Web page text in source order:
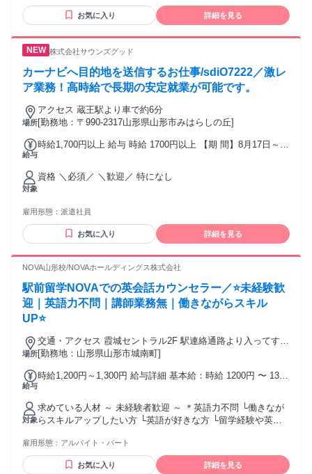
決定します。 ※役職者には固定残業代は支給せず、上記給与
に加え役職手当として70,000円〜150,000円を支給 【各種手
当】 ■資格手当（税理士科目合格、公認会計士、社会保険労
務士、行政書士、中小企業診断士、日商簿記1級など） ■通勤
手当（月30,000円まで） ■新規顧客紹介インセンティブ ■保険
成約インセンティブ 【昇給・賞与】 ■昇給あり（前年度実
績：3.00％～） ■賞与年2回（前年度実績：計2.0ヶ月分）
い、一人ひとりの生産性を可視化しています。上司の感情や
主観に左右されない客観的なデータに基づく評価体系がある
ため、「自分の努力と成果が正当に報われる」という納得感
を持って働けます。
（優遇） ■TKCでの業務経験者（優遇） ■日商簿記2級以上を
お持ちの方 ✅こんな方に向いています ■経営者に寄り添い、
学べる方 ■数字の変化や課題に気づき、考えることが好きな
方 ■お客様との信頼関係を大切にできる方 ■物事を分かりやす
く伝えるコミュニケーションを意識できる方 ■スタッフ同士
のコミュニケーションやチームワークを大切にできる方 ■指
示待ちではなく、自ら能動的に学び成長し続けられる方 実務
経験が浅い方も、チーム全体で支え合いながら安心して知識
や経験を積んでいける環境です。
お気に入り 詳細を見る
株式会社サウンズグッド
カーナビへ目的地を送信するお仕事/sdiO7222／激レ
ア業務！高時給で長期の安定就業が可能です。
場所
アクセス 蔵王駅より車で約6分
[勤務地：〒990-2317山形県山形市みはらしの丘]
給与
時給1,700円以上 給与 時給 1700円以上 【期 間】8月17日～9
8:45-18:00) 【実 務】月～日祝 週5日 8:45-18:00(8h) 交通費：
交通費支給 時給に含む
対象
資格 ＼必須／ ＼歓迎／ 特になし
雇用形態： 派遣社員
お気に入り 詳細を見る
NOVA山形校/NOVAホールディングス株式会社
駅前留学NOVAでの英会話カウンセラー／⭐未経験歓
迎｜英語力不問｜講師業務無｜働きながらスキル
UP⭐
場所
交通・アクセス 霞城セントラル2F 駅連絡通路より入ってすぐ
右手
[勤務地：山形県山形市城南町]
給与
時給1,200円～1,300円 給与詳細 基本給：時給 1200円 〜 1300
＊昇給あり
対象
求めている人材 ～ 未経験者歓迎 ～ ＊英語力不問 └働きなが
らスキルアップしたい方 └英語が好きな方 └留学経験や英語
／／／／／／／／／／／／／／／／／ 【必須】 ・高校卒以上
・簡単なパソコン操作ができる方 ・笑顔で丁寧な対応ができ
る方 ・相手の目を見て、明るいコミュニケーションが取れる
雇用形態： アルバイト・パート
お気に入り 詳細を見る